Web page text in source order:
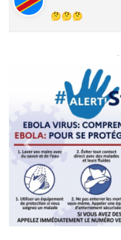
🤔🤔🤔
-
Previous